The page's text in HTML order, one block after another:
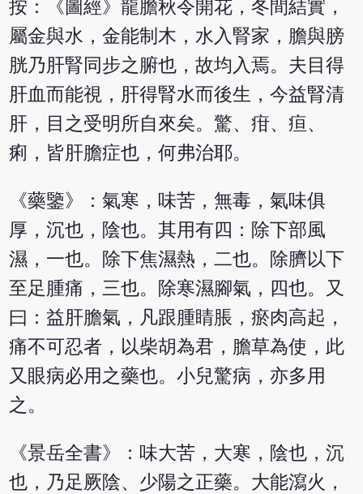
按：《圖經》龍膽秋令開花，冬間結實，
屬金與水，金能制木，水入腎家，膽與膀
胱乃肝腎同步之腑也，故均入焉。夫目得
肝血而能視，肝得腎水而後生，今益腎清
肝，目之受明所自來矣。驚、疳、疸、
痢，皆肝膽症也，何弗治耶。
《藥鑒》：氣寒，味苦，無毒，氣味俱
厚，沉也，陰也。其用有四：除下部風
濕，一也。除下焦濕熱，二也。除臍以下
至足腫痛，三也。除寒濕腳氣，四也。又
曰：益肝膽氣，凡跟腫睛脹，瘀肉高起，
痛不可忍者，以柴胡為君，膽草為使，此
又眼病必用之藥也。小兒驚病，亦多用
之。
《景岳全書》：味大苦，大寒，陰也，沉
也，乃足厥陰、少陽之正藥。大能瀉火，